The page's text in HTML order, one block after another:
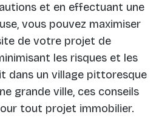
et en effectuant une
vous pouvez maximiser
de votre projet de
les risques et les
dans un village pittoresque
grande ville, ces conseils
tout projet immobilier.